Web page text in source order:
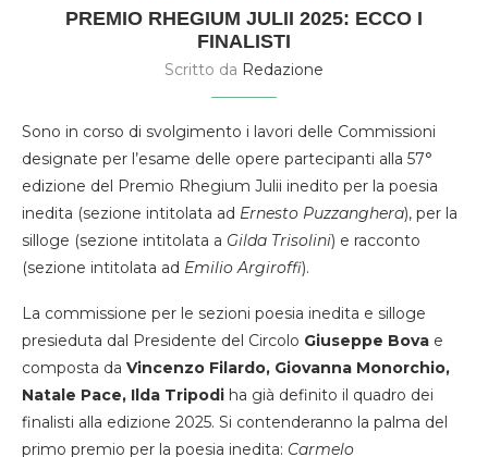
PREMIO RHEGIUM JULII 2025: ECCO I
FINALISTI
Scritto da Redazione
Sono in corso di svolgimento i lavori delle Commissioni
designate per l’esame delle opere partecipanti alla 57°
edizione del Premio Rhegium Julii inedito per la poesia
inedita (sezione intitolata ad Ernesto Puzzanghera), per la
silloge (sezione intitolata a Gilda Trisolini) e racconto
(sezione intitolata ad Emilio Argiroffi).
La commissione per le sezioni poesia inedita e silloge
presieduta dal Presidente del Circolo Giuseppe Bova e
composta da Vincenzo Filardo, Giovanna Monorchio,
Natale Pace, Ilda Tripodi ha già definito il quadro dei
finalisti alla edizione 2025. Si contenderanno la palma del
primo premio per la poesia inedita: Carmelo